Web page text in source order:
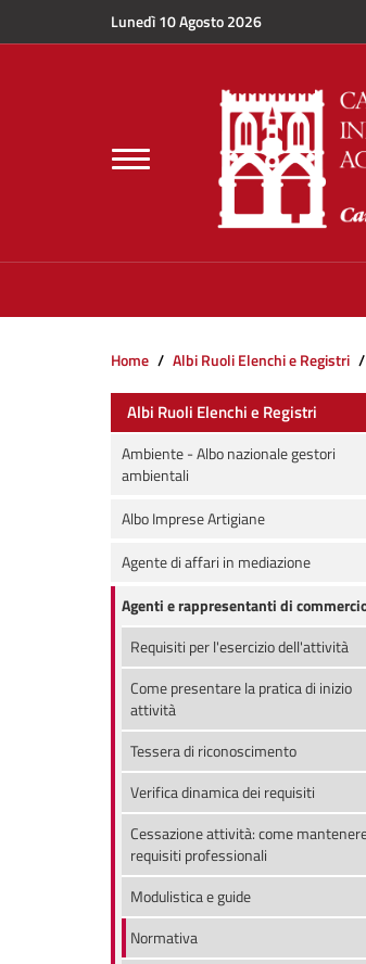
Salta al contenuto principaleLunedì 10 Agosto 2026
Toggle
navigation
Home Albi Ruoli Elenchi e Registri
Albi Ruoli Elenchi e Registri
Ambiente - Albo nazionale gestori
ambientali
Albo Imprese Artigiane
Agente di affari in mediazione
Agenti e rappresentanti di
Requisiti per l'esercizio dell'attività
Come presentare la pratica di inizio
attività
Tessera di riconoscimento
Verifica dinamica dei requisiti
Cessazione attività: come
requisiti professionali
Modulistica e guide
Normativa